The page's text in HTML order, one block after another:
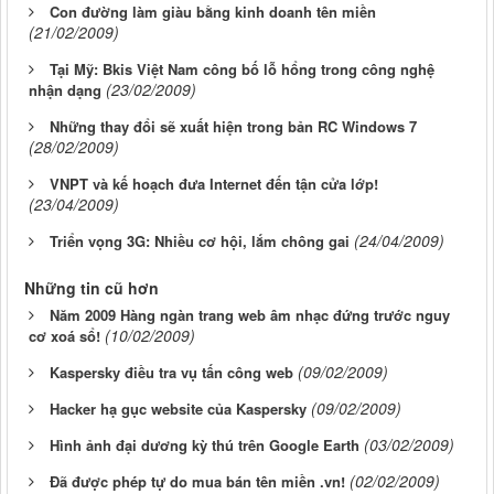
Con đường làm giàu bằng kinh doanh tên miền
(21/02/2009)
Tại Mỹ: Bkis Việt Nam công bố lỗ hổng trong công nghệ
nhận dạng (23/02/2009)
Những thay đổi sẽ xuất hiện trong bản RC Windows 7
(28/02/2009)
VNPT và kế hoạch đưa Internet đến tận cửa lớp!
(23/04/2009)
Triển vọng 3G: Nhiều cơ hội, lắm chông gai (24/04/2009)
Những tin cũ hơn
Năm 2009 Hàng ngàn trang web âm nhạc đứng trước nguy
cơ xoá sổ! (10/02/2009)
Kaspersky điều tra vụ tấn công web (09/02/2009)
Hacker hạ gục website của Kaspersky (09/02/2009)
Hình ảnh đại dương kỳ thú trên Google Earth (03/02/2009)
Đã được phép tự do mua bán tên miền .vn! (02/02/2009)